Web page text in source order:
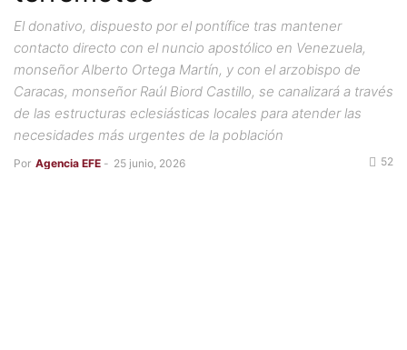
El donativo, dispuesto por el pontífice tras mantener
contacto directo con el nuncio apostólico en Venezuela,
monseñor Alberto Ortega Martín, y con el arzobispo de
Caracas, monseñor Raúl Biord Castillo, se canalizará a través
de las estructuras eclesiásticas locales para atender las
necesidades más urgentes de la población
Por Agencia EFE - 25 junio, 2026 52